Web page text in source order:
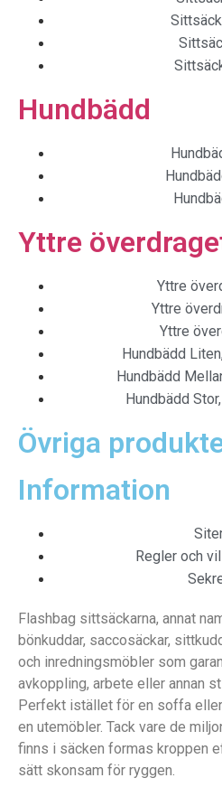
Hundbädd
Yttre
Yttre
Yttre
Yttre
Hundbädd
Hundbädd
Hundbädd
Övriga
Information
Regler och
Flashbag sittsäckarna, annat
bönkuddar, saccosäckar,
och inredningsmöbler som
avkoppling, arbete eller annan
Perfekt istället för en soffa
en utemöbler. Tack vare de
finns i säcken formas kroppen
sätt skonsam för ryggen.